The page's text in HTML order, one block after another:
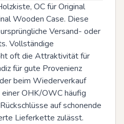
OC für Original
Wooden Case. Diese
Versand- oder
Vollständige
oft die Attraktivität für
für gute Provenienz
beim Wiederverkauf
OHK/OWC häufig
auf schonende
Lieferkette zulässt.